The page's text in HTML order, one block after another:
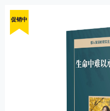
促销中